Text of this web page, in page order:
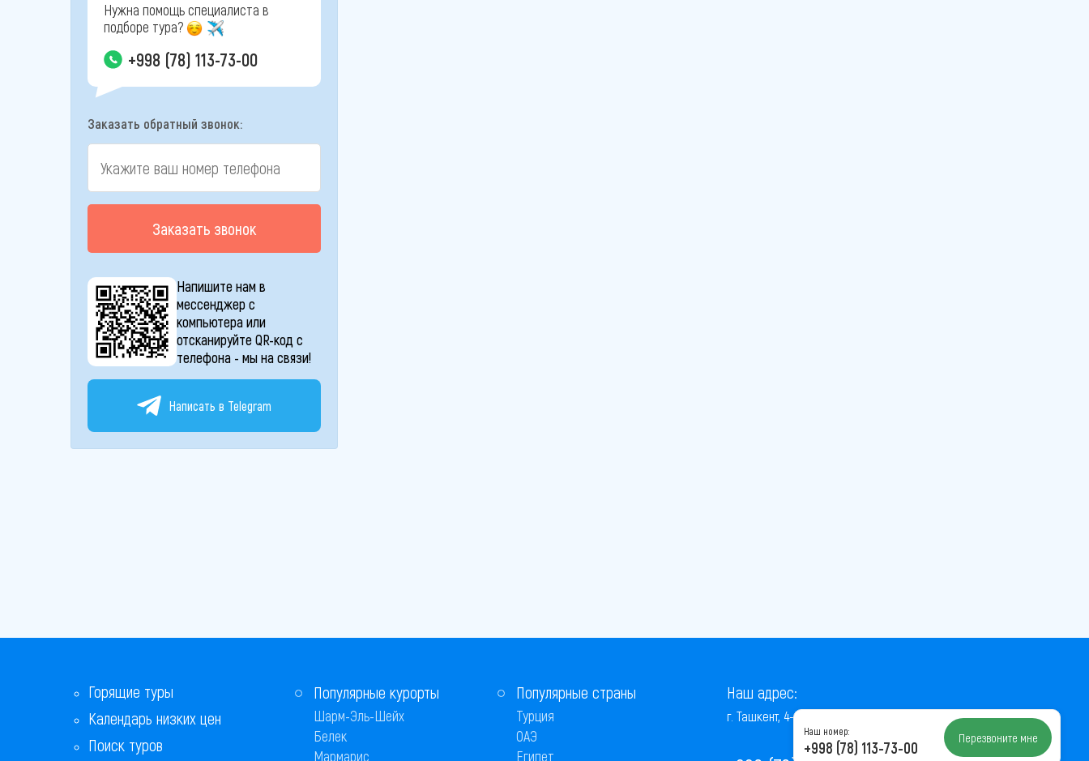
Нужна помощь специалиста в
подборе тура?
+998 (78) 113-73-00
Заказать обратный звонок:
Заказать звонок
Напишите нам в
мессенджер с
компьютера или
отсканируйте QR-код с
телефона - мы на связи!
Написать в Telegram
Горящие туры
Календарь низких цен
Поиск туров
Популярные курорты
Шарм-Эль-Шейх
Белек
Мармарис
Популярные страны
Турция
ОАЭ
Египет
Наш адрес:
г. Ташкент, 4-й проезд Ниёзбек Йули, 7
Наш номер:
+998 (78) 113-73-00 Перезвоните мне